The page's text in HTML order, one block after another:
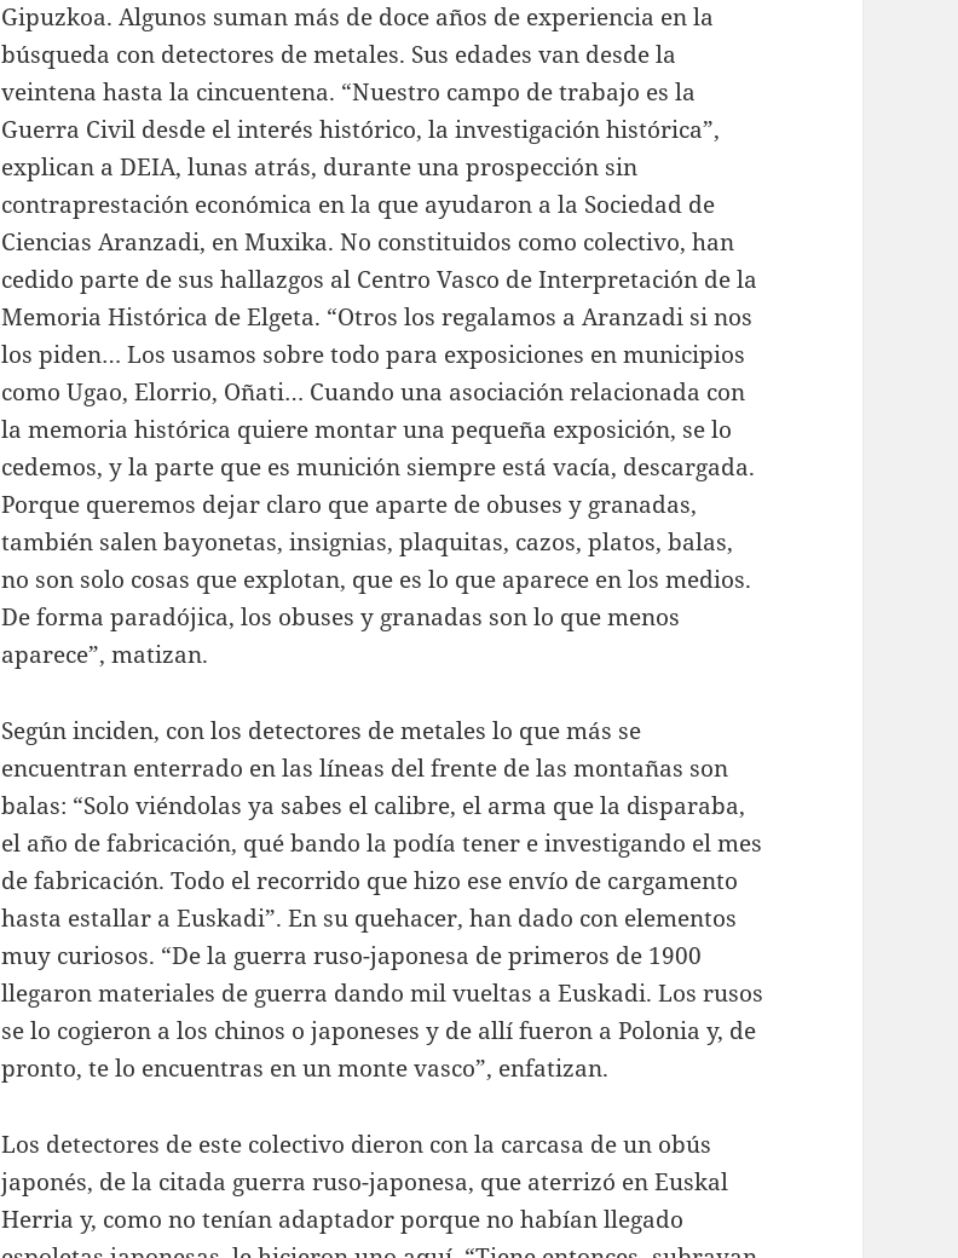
Gipuzkoa. Algunos suman más de doce años de experiencia en la
búsqueda con detectores de metales. Sus edades van desde la
veintena hasta la cincuentena. “Nuestro campo de trabajo es la
Guerra Civil desde el interés histórico, la investigación histórica”,
explican a DEIA, lunas atrás, durante una prospección sin
contraprestación económica en la que ayudaron a la Sociedad de
Ciencias Aranzadi, en Muxika. No constituidos como colectivo, han
cedido parte de sus hallazgos al Centro Vasco de Interpretación de la
Memoria Histórica de Elgeta. “Otros los regalamos a Aranzadi si nos
los piden… Los usamos sobre todo para exposiciones en municipios
como Ugao, Elorrio, Oñati… Cuando una asociación relacionada con
la memoria histórica quiere montar una pequeña exposición, se lo
cedemos, y la parte que es munición siempre está vacía, descargada.
Porque queremos dejar claro que aparte de obuses y granadas,
también salen bayonetas, insignias, plaquitas, cazos, platos, balas,
no son solo cosas que explotan, que es lo que aparece en los medios.
De forma paradójica, los obuses y granadas son lo que menos
aparece”, matizan.
Según inciden, con los detectores de metales lo que más se
encuentran enterrado en las líneas del frente de las montañas son
balas: “Solo viéndolas ya sabes el calibre, el arma que la disparaba,
el año de fabricación, qué bando la podía tener e investigando el mes
de fabricación. Todo el recorrido que hizo ese envío de cargamento
hasta estallar a Euskadi”. En su quehacer, han dado con elementos
muy curiosos. “De la guerra ruso-japonesa de primeros de 1900
llegaron materiales de guerra dando mil vueltas a Euskadi. Los rusos
se lo cogieron a los chinos o japoneses y de allí fueron a Polonia y, de
pronto, te lo encuentras en un monte vasco”, enfatizan.
Los detectores de este colectivo dieron con la carcasa de un obús
japonés, de la citada guerra ruso-japonesa, que aterrizó en Euskal
Herria y, como no tenían adaptador porque no habían llegado